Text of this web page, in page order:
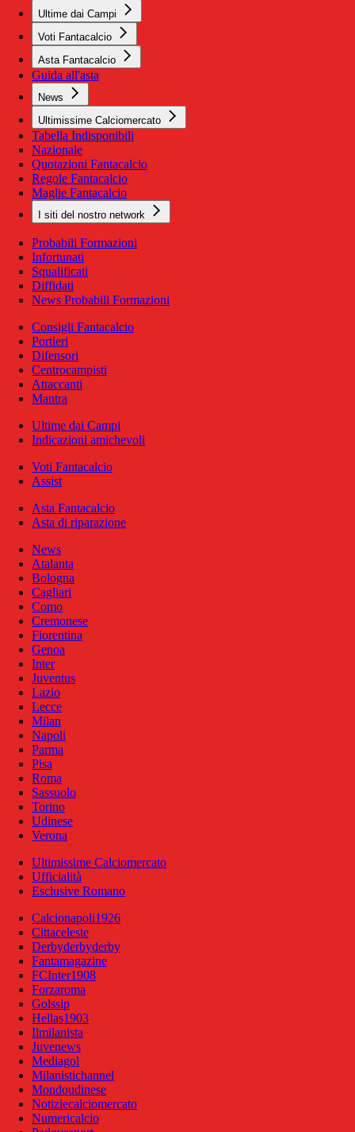
Ultime dai Campi
Voti Fantacalcio
Asta Fantacalcio
Guida all'asta
News
Ultimissime Calciomercato
Tabella Indisponibili
Nazionale
Quotazioni Fantacalcio
Regole Fantacalcio
Maglie Fantacalcio
I siti del nostro network
Probabili Formazioni
Infortunati
Squalificati
Diffidati
News Probabili Formazioni
Consigli Fantacalcio
Portieri
Difensori
Centrocampisti
Attaccanti
Mantra
Ultime dai Campi
Indicazioni amichevoli
Voti Fantacalcio
Assist
Asta Fantacalcio
Asta di riparazione
News
Atalanta
Bologna
Cagliari
Como
Cremonese
Fiorentina
Genoa
Inter
Juventus
Lazio
Lecce
Milan
Napoli
Parma
Pisa
Roma
Sassuolo
Torino
Udinese
Verona
Ultimissime Calciomercato
Ufficialità
Esclusive Romano
Calcionapoli1926
Cittaceleste
Derbyderbyderby
Fantamagazine
FCInter1908
Forzaroma
Golssip
Hellas1903
Ilmilanista
Juvenews
Mediagol
Milanistichannel
Mondoudinese
Notiziecalciomercato
Numericalcio